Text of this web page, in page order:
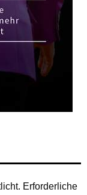
Erforderliche